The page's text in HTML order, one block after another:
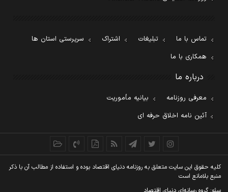
تماس با ما تبلیغات اشتراک
سرپرستی استان ها
همکاری با ما
درباره ما
معرفی روزنامه
بیانیه مأموریت
آئین نامه اخلاق حرفه ای
کليه حقوق اين سايت متعلق به روزنامه دنيای اقتصاد بوده و استفاده از مطالب آن با ذکر
منبع بلامانع است